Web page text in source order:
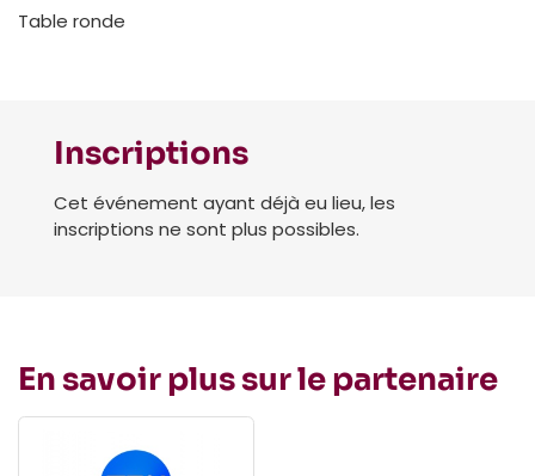
Table ronde
Inscriptions
Cet événement ayant déjà eu lieu, les
inscriptions ne sont plus possibles.
En savoir plus sur le partenaire